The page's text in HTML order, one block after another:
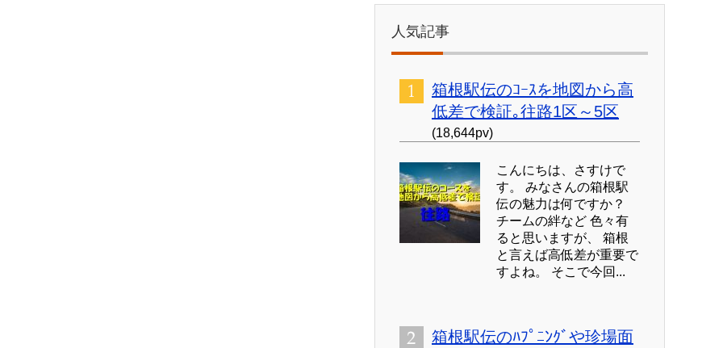
人気記事
箱根駅伝のｺｰｽを地図から高
低差で検証｡往路1区～5区
(18,644pv)
こんにちは、さすけで
す。 みなさんの箱根駅
伝の魅力は何ですか？
チームの絆など 色々有
ると思いますが、 箱根
と言えば高低差が重要で
すよね。 そこで今回...
箱根駅伝のﾊﾌﾟﾆﾝｸﾞや珍場面